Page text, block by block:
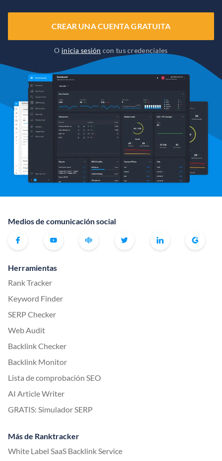
CREAR UNA CUENTA GRATUITA
O inicia sesión con tus credenciales
Medios de comunicación social
Herramientas
Rank Tracker
Keyword Finder
SERP Checker
Web Audit
Backlink Checker
Backlink Monitor
Lista de comprobación SEO
AI Article Writer
GRATIS: Simulador SERP
Más de Ranktracker
White Label SaaS Backlink Service